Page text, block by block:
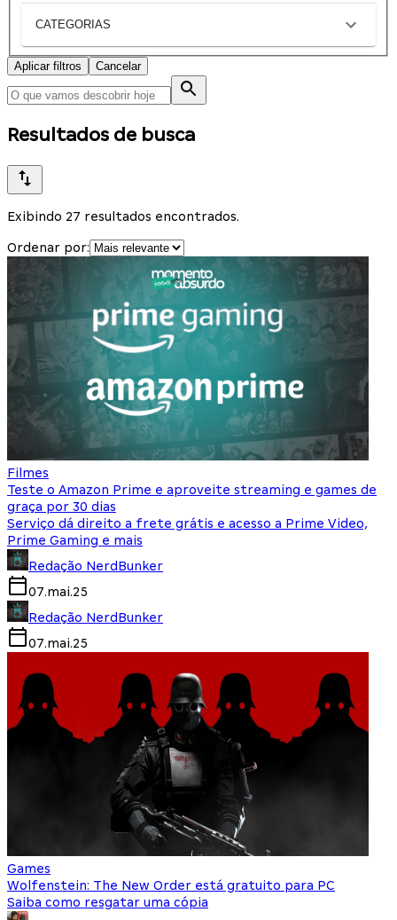
CATEGORIAS
Aplicar filtros Cancelar
Resultados de busca
Exibindo 27 resultados encontrados.
Ordenar por:
Filmes
Teste o Amazon Prime e aproveite streaming e games de
graça por 30 dias
Serviço dá direito a frete grátis e acesso a Prime Video,
Prime Gaming e mais
Redação NerdBunker
07.mai.25
Redação NerdBunker
07.mai.25
Games
Wolfenstein: The New Order está gratuito para PC
Saiba como resgatar uma cópia